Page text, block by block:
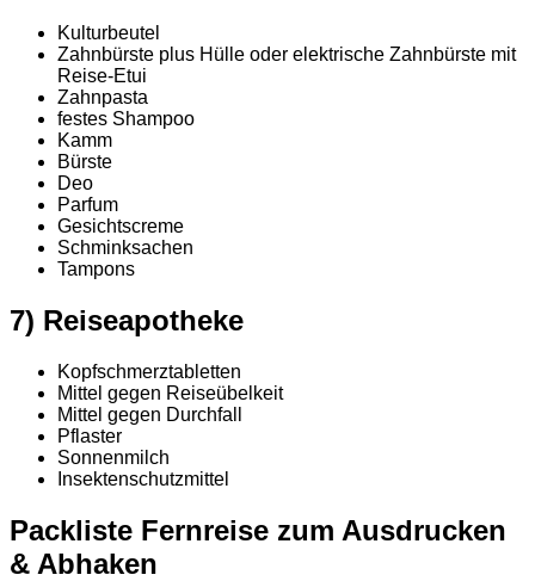
Kulturbeutel
Zahnbürste plus Hülle oder elektrische Zahnbürste mit
Reise-Etui
Zahnpasta
festes Shampoo
Kamm
Bürste
Deo
Parfum
Gesichtscreme
Schminksachen
Tampons
7) Reiseapotheke
Kopfschmerztabletten
Mittel gegen Reiseübelkeit
Mittel gegen Durchfall
Pflaster
Sonnenmilch
Insektenschutzmittel
Packliste Fernreise zum Ausdrucken
& Abhaken